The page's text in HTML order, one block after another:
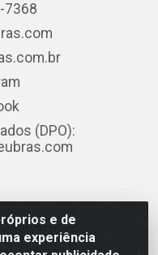
e de
experiência
7368
(DPO):
82 - Prazeres,
54.335-000 - CNPJ
Comércio de Pneus